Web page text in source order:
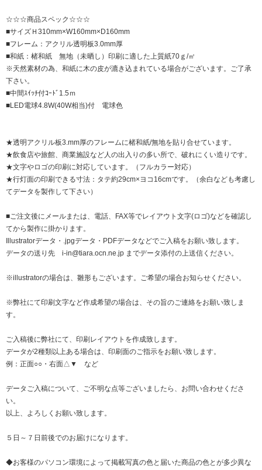
☆☆☆商品スペック☆☆☆
■サイズＨ310mm×W160mm×D160mm
■フレーム：アクリル透明板3.0mm厚
■和紙：楮和紙 無地（未晒し）印刷に適した上質紙70ｇ/㎡
※天然素材の為、和紙に木の皮が漉き込まれている場合がございます。ご了承
下さい。
■中間ｽｲｯﾁ付ｺｰﾄﾞ1.5ｍ
■LED電球4.8W(40W相当)付 電球色
★透明アクリル板3.mm厚のフレームに楮和紙/無地を貼り合せています。
★飲食店や旅館、商業施設など人の出入りの多い所で、破れにくい造りです。
★文字やロゴの印刷に対応しています。（フルカラー対応）
★行灯面の印刷できる寸法：タテ約29cm×ヨコ16cmです。（余白なども考慮し
てデータを製作して下さい）
■ご注文後にメールまたは、電話、FAX等でレイアウト文字(ロゴ)などを確認し
てから製作に掛かります。
Illustratorデータ・.jpgデータ・PDFデータなどでご入稿をお願い致します。
データの送り先 i-in@tiara.ocn.ne.jp までデータ添付の上送信ください。
※illustratorの場合は、雛形もございます。ご希望の場合お知らせください。
※弊社にて印刷文字など作成希望の場合は、その旨のご連絡をお願い致しま
す。
ご入稿後に弊社にて、印刷レイアウトを作成致します。
データが2種類以上ある場合は、印刷面のご指示をお願い致します。
例：正面○○・右面△▼ など
データご入稿について、ご不明な点等ございましたら、お問い合わせくださ
い。
以上、よろしくお願い致します。
５日～７日前後でのお届けになります。
◆お客様のパソコン環境によって掲載写真の色と届いた商品の色とが多少異な